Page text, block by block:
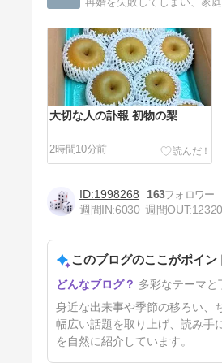
大切な人の訃報 初物の梨
2時間10分前
パソコンのトラブル原因、アッ
プデートだった・・・バインミ
4日前
1998268
163
週間IN:6030 週間OUT:12320
このブログのここがポイン
多彩なテーマと
身近な出来事や季節の移ろい、
幅広い話題を取り上げ、読み手
を自然に紹介しています。